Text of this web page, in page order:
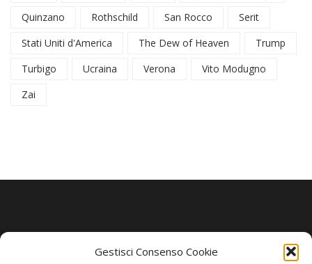
Gestisci Consenso Cookie
Quinzano
Rothschild San Rocco
Serit
Stati Uniti d'America
The Dew of Heaven
Trump
Turbigo
Ucraina Verona
Vito Modugno
Zai
La Redazione